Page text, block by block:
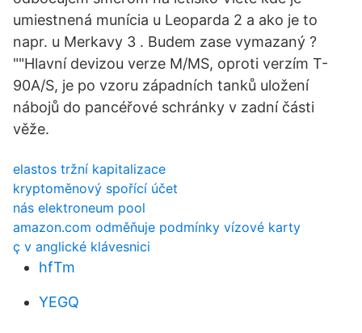
umiestnená munícia u Leoparda 2 a ako je to
napr. u Merkavy 3 . Budem zase vymazaný ?
""Hlavní devizou verze M/MS, oproti verzím T-
90A/S, je po vzoru západních tanků uložení
nábojů do pancéřové schránky v zadní části
věže.
elastos tržní kapitalizace
kryptoměnový spořící účet
nás elektroneum pool
amazon.com odměňuje podmínky vízové ​​karty
ç v anglické klávesnici
hfTm
YEGQ